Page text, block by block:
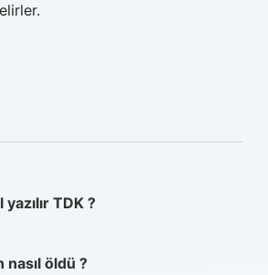
yazılır TDK ?
nasıl öldü ?